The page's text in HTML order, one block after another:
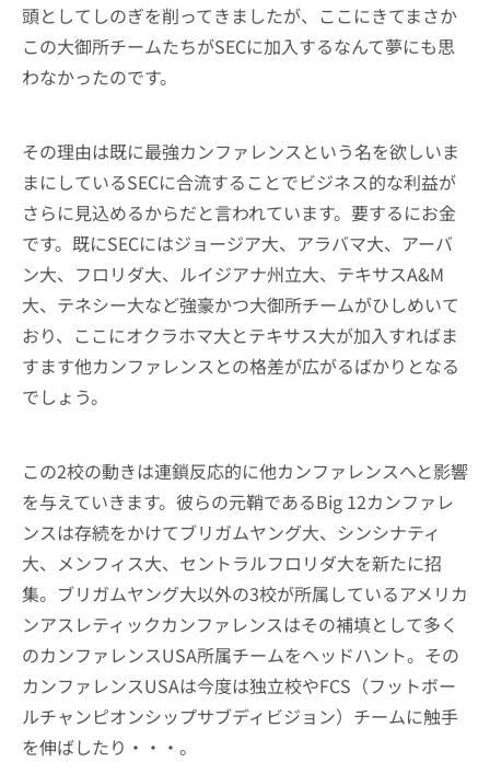
頭としてしのぎを削ってきましたが、ここにきてまさか
この大御所チームたちがSECに加入するなんて夢にも思
わなかったのです。
その理由は既に最強カンファレンスという名を欲しいま
まにしているSECに合流することでビジネス的な利益が
さらに見込めるからだと言われています。要するにお金
です。既にSECにはジョージア大、アラバマ大、アーバ
ン大、フロリダ大、ルイジアナ州立大、テキサスA&M
大、テネシー大など強豪かつ大御所チームがひしめいて
おり、ここにオクラホマ大とテキサス大が加入すればま
すます他カンファレンスとの格差が広がるばかりとなる
でしょう。
この2校の動きは連鎖反応的に他カンファレンスへと影響
を与えていきます。彼らの元鞘であるBig 12カンファレ
ンスは存続をかけてブリガムヤング大、シンシナティ
大、メンフィス大、セントラルフロリダ大を新たに招
集。ブリガムヤング大以外の3校が所属しているアメリカ
ンアスレティックカンファレンスはその補填として多く
のカンファレンスUSA所属チームをヘッドハント。その
カンファレンスUSAは今度は独立校やFCS（フットボー
ルチャンピオンシップサブディビジョン）チームに触手
を伸ばしたり・・・。